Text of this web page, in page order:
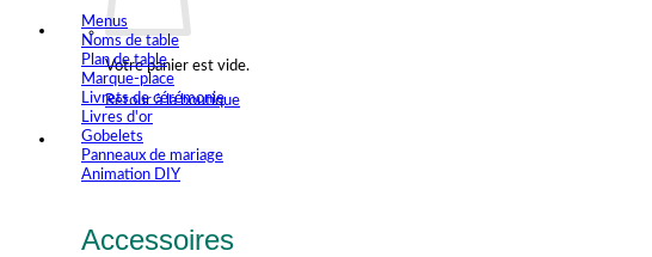
Votre panier est vide.
Retour à la boutique
Menus
Noms de table
Plan de table
Marque-place
Livrets de cérémonie
Livres d'or
Gobelets
Panneaux de mariage
Animation DIY
Accessoires